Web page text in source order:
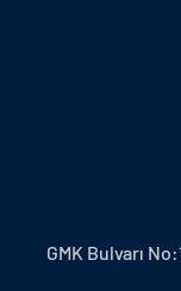
GMK Bulvarı